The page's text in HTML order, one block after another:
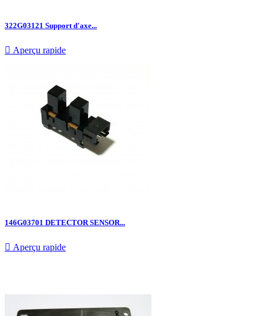
322G03121 Support d'axe...
 Aperçu rapide
146G03701 DETECTOR SENSOR...
 Aperçu rapide